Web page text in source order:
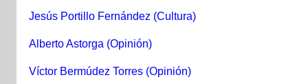
Jesús Portillo Fernández (Cultura)
Alberto Astorga (Opinión)
Víctor Bermúdez Torres (Opinión)